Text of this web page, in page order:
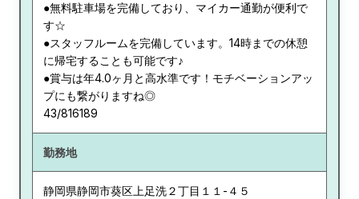
●無料駐車場を完備しており、マイカー通勤が便利で
す☆
●スタッフルームを完備しています。14時までの休憩
に帰宅することも可能です♪
●賞与は年4.0ヶ月と高水準です！モチベーションアッ
プにも繋がりますね◎
43/816189
勤務地
静岡県静岡市葵区上足洗２丁目１１-４５